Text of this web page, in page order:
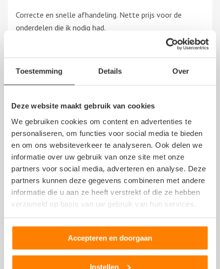
Toestemming Details Over
Deze website maakt gebruik van cookies
We gebruiken cookies om content en advertenties te
personaliseren, om functies voor social media te bieden
en om ons websiteverkeer te analyseren. Ook delen we
informatie over uw gebruik van onze site met onze
partners voor social media, adverteren en analyse. Deze
partners kunnen deze gegevens combineren met andere
informatie die u aan ze heeft verstrekt of die ze hebben
verzameld op basis van uw gebruik van hun services.
Accepteren en doorgaan
Instellen
Correcte en snelle afhandeling. Nette prijs voor de
onderdelen die ik nodig had.
12 februari 2019
Kom hier al jaren….nooit een miskoop gehad.
Wat ze zeggen over het onderdeel klopt.
Als ik iets nodig heb…is Verboom de eerste die ik bel.
Toon
Harry
Heden morgen 26-05-2017 autosloop Verboom in